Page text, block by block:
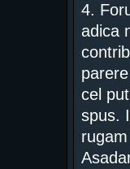
4.
adica
cel
spus.